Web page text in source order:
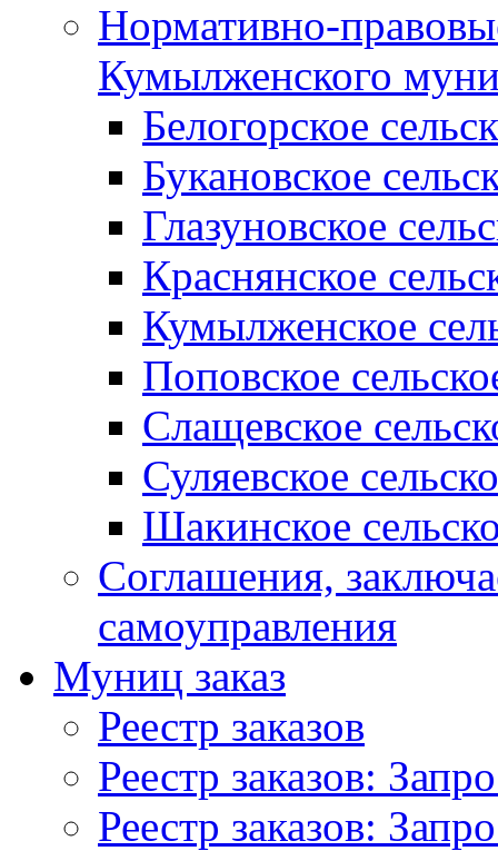
Нормативно-
Кумылженского
Белогорское
Букановское
Глазуновское
Краснянское
Кумылженское
Поповское
Слащевское
Суляевское
Шакинское
Соглашения,
самоуправления
Муниц заказ
Реестр заказов
Реестр заказов:
Реестр заказов: